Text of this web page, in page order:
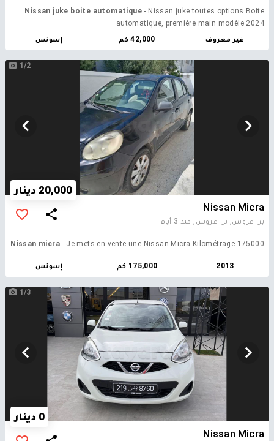
Nissan juke boite automatique - Nissan juke toutes options Boite
automatique, première main modèle 2024
غير معروف
42,000 كم إسونس
1/2
20,000 دينار
Nissan Micra
بن عروس, بن عروس, منذ 3 أيام
Nissan micra - Je mets en vente une Nissan Micra Kilométrage 175000
2013 175,000 كم إسونس
1/3
0 دينار
Nissan Micra